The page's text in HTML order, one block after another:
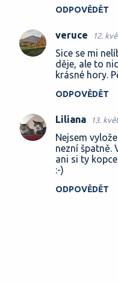
ODPOVĚDĚT
veruce 12.
Sice se mi
děje, ale to
krásné hory.
ODPOVĚDĚT
Liliana 13.
Nejsem
nezní špatně.
ani si ty
:-)
ODPOVĚDĚT